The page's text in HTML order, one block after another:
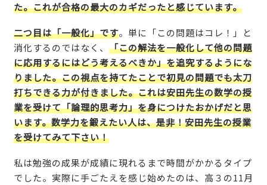
た。これが合格の最大のカギだったと感じています。
二つ目は「一般化」です。単に「この問題はコレ！」と
消化するのではなく、 「この解法を一般化して他の問題
に応用するにはどう考えるべきか」を追究するようにな
りました。この視点を持てたことで初見の問題でも太刀
打ちできる力が付きました。これは安田先生の数学の授
業を受けて「論理的思考力」を身につけたおかげだと思
います。数学力を鍛えたい人は、是非！安田先生の授業
を受けてみて下さい！
私は勉強の成果が成績に現れるまで時間がかかるタイプ
でした。実際に手ごたえを感じ始めたのは、高３の11月